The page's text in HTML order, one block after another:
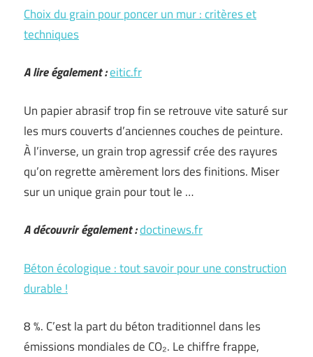
Choix du grain pour poncer un mur : critères et
techniques
A lire également :eitic.fr
Un papier abrasif trop fin se retrouve vite saturé sur
les murs couverts d’anciennes couches de peinture.
À l’inverse, un grain trop agressif crée des rayures
qu’on regrette amèrement lors des finitions. Miser
sur un unique grain pour tout le …
A découvrir également :doctinews.fr
Béton écologique : tout savoir pour une construction
durable !
8 %. C’est la part du béton traditionnel dans les
émissions mondiales de CO₂. Le chiffre frappe,